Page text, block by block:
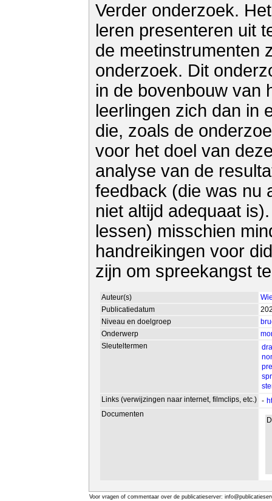
Verder onderzoek.
leren presenteren uit
de meetinstrumenten
onderzoek. Dit
in de bovenbouw van
leerlingen zich dan in
die, zoals de
voor het doel van
analyse van de
feedback (die was nu
niet altijd adequaat
lessen) misschien
handreikingen voor
zijn om spreekangst
Auteur(s)
Publicatiedatum
Niveau en doelgroep
Onderwerp
Sleuteltermen
Links (verwijzingen naar internet, filmclips, etc.) -
Documenten
Voor vragen of commentaar over de publicatieserver: